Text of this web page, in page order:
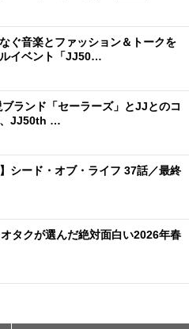
ぐ音楽とファッション＆トークを
イベント「JJ50…
ランド「セーラーズ」とJJとのコ
、JJ50th …
】シード・オブ・ライフ 37話／最終
オタクが選んだ絶対面白い2026年春